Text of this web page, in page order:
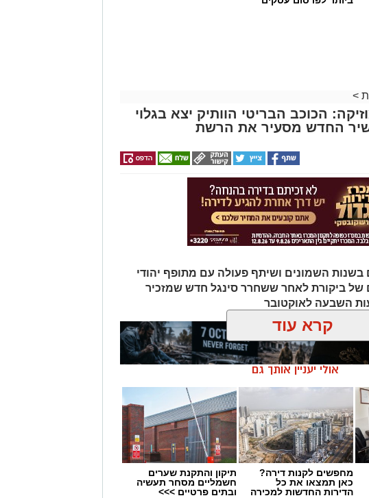
>
הכוכב הבריטי הוותיק יצא בגלוי
החדש מסעיר את הרשת
בשנות השמונים ושיתף פעולה עם מתופף יהודי
של ביקורת לאחר ששחרר סינגל חדש שמזכיר
השבעה לאוקטובר
קרא עוד
אולי יעניין אותך גם
מחפשים לקנות דירה?
כאן תמצאו את כל
הדירות החדשות למכירה
תיקון והתקנת שערים
חשמליים מסחר תעשיה
ובתים פרטיים >>>